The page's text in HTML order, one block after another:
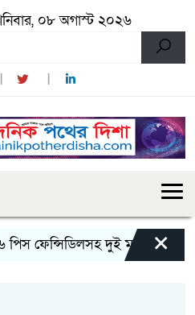
০৮ অগাস্ট ২০২৬
ফেন্সিডিলসহ দুই মাদক কারবারি
×